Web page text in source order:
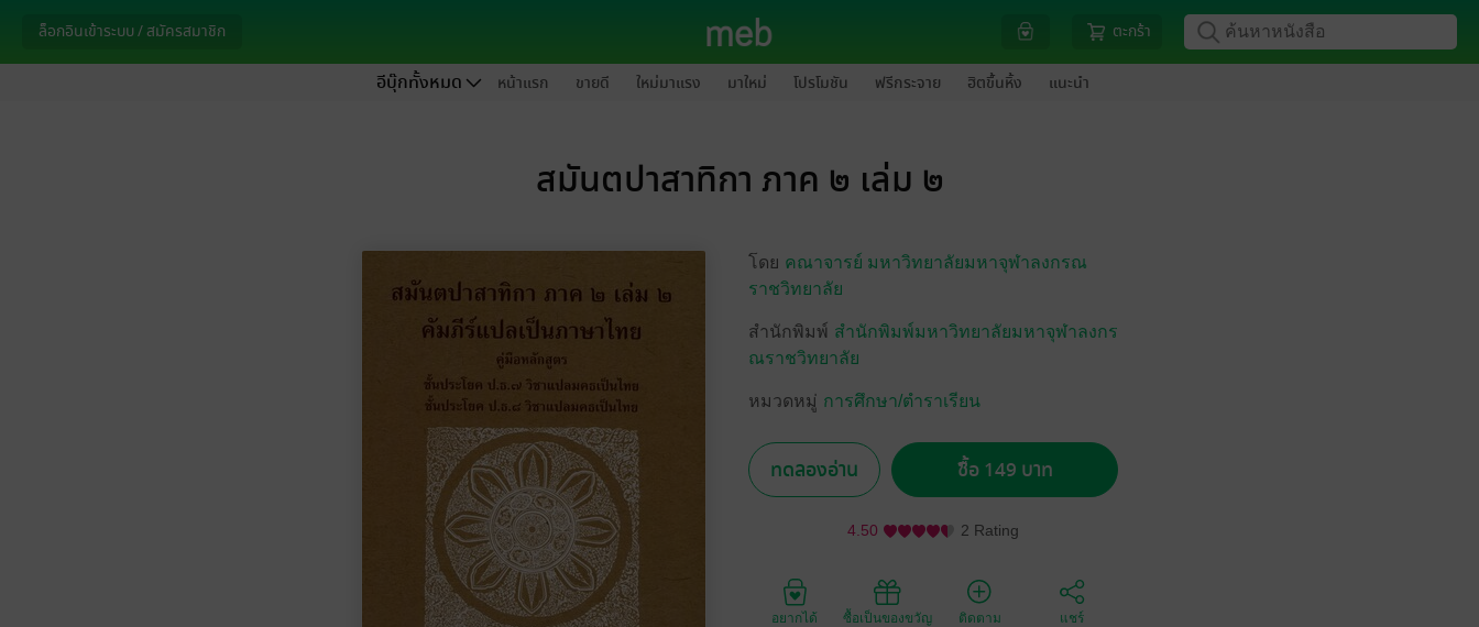
ล็อกอินเข้าระบบ / สมัครสมาชิก ตะกร้า
อีบุ๊กทั้งหมด หน้าแรก ขายดี ใหม่มาแรง มาใหม่ โปรโมชัน ฟรีกระจาย ฮิตขึ้นหิ้ง แนะนำ
สมันตปาสาทิกา ภาค ๒ เล่ม ๒
โดย คณาจารย์ มหาวิทยาลัยมหาจุฬาลงกรณ
ราชวิทยาลัย
สำนักพิมพ์ สำนักพิมพ์มหาวิทยาลัยมหาจุฬาลงกร
ณราชวิทยาลัย
หมวดหมู่ การศึกษา/ตำราเรียน
ทดลองอ่าน ซื้อ 149 บาท
4.50 2 Rating
อยากได้ ซื้อเป็นของขวัญ ติดตาม แชร์